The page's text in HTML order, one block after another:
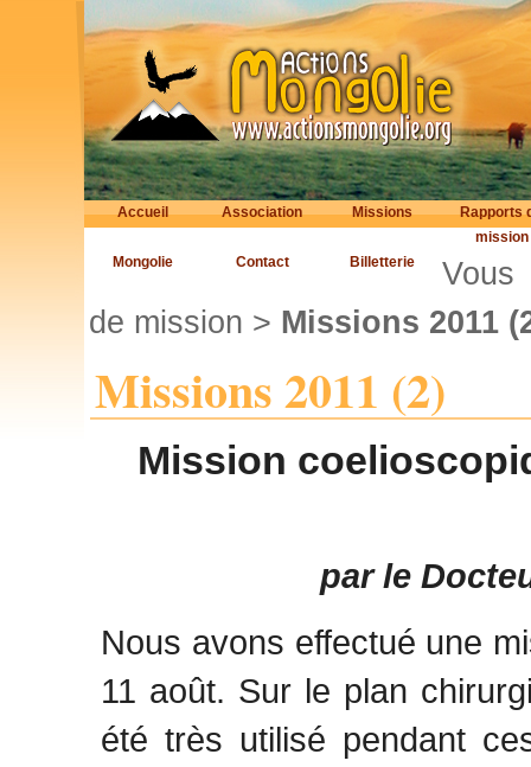
Accueil Association Missions
Rapports
mission
Mongolie
Contact Billetterie
de mission > Missions 2011
Missions 2011 (2)
Mission
par le
Nous avons effectué une
11 août. Sur le plan
été très utilisé pendant